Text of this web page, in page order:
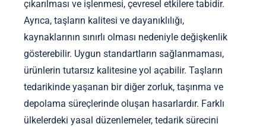
çıkarılması ve işlenmesi, çevresel etkilere tabidir.
Ayrıca, taşların kalitesi ve dayanıklılığı,
kaynaklarının sınırlı olması nedeniyle değişkenlik
gösterebilir. Uygun standartların sağlanmaması,
ürünlerin tutarsız kalitesine yol açabilir. Taşların
tedarikinde yaşanan bir diğer zorluk, taşınma ve
depolama süreçlerinde oluşan hasarlardır. Farklı
ülkelerdeki yasal düzenlemeler, tedarik sürecini